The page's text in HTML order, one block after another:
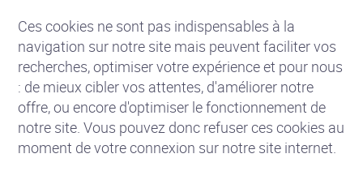
Ces cookies ne sont pas indispensables à la
navigation sur notre site mais peuvent faciliter vos
recherches, optimiser votre expérience et pour nous
: de mieux cibler vos attentes, d'améliorer notre
offre, ou encore d'optimiser le fonctionnement de
notre site. Vous pouvez donc refuser ces cookies au
moment de votre connexion sur notre site internet.